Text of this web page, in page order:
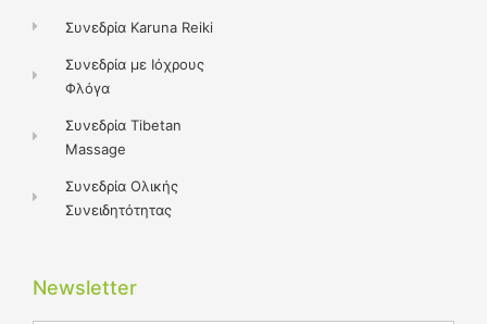
Συνεδρία Karuna Reiki
Συνεδρία με Ιόχρους
Φλόγα
Συνεδρία Tibetan
Massage
Συνεδρία Ολικής
Συνειδητότητας
Newsletter